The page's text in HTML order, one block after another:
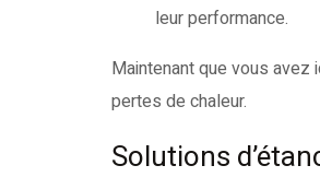
leur performance.
Maintenant que vous
pertes de chaleur.
Solutions